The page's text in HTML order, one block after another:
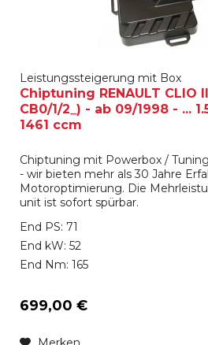
Leistungssteigerung mit Box
Chiptuning RENAULT CLIO
CB0/1/2_) - ab 09/1998 - ...
1461 ccm
Chiptuning mit Powerbox /
- wir bieten mehr als 30 Jahre
Motoroptimierung. Die
unit ist sofort spürbar.
End PS: 71
End kW: 52
End Nm: 165
699,00 €